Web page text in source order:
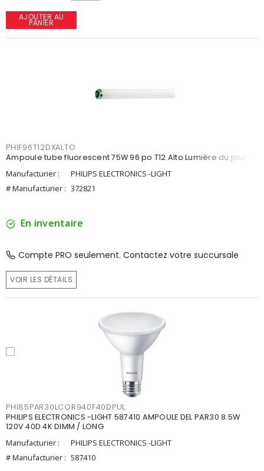
AJOUTER AU
PANIER
PHIF96T12DXALTO
Ampoule tube fluorescent 75W 96 po T12 Alto Lumière du jour
Manufacturier :
PHILIPS ELECTRONICS -LIGHT
# Manufacturier : 372821
En inventaire
Compte PRO seulement. Contactez votre succursale
VOIR LES DÉTAILS
PHI85PAR30LCOR940F40DPUL
PHILIPS ELECTRONICS -LIGHT 587410 AMPOULE DEL PAR30 8.5W
120V 40D 4K DIMM / LONG
Manufacturier :
PHILIPS ELECTRONICS -LIGHT
# Manufacturier : 587410